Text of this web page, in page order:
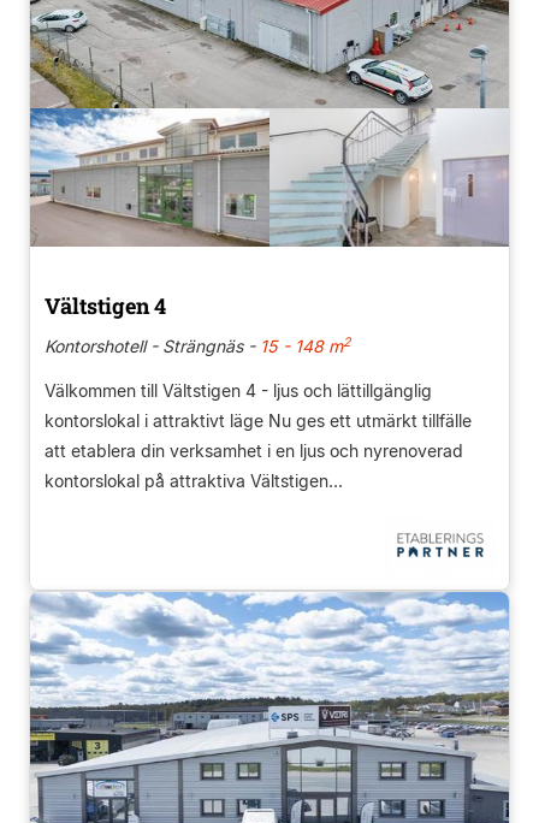
Vältstigen 4
Kontorshotell - Strängnäs -15 - 148 m2
Välkommen till Vältstigen 4 - ljus och lättillgänglig
kontorslokal i attraktivt läge Nu ges ett utmärkt tillfälle
att etablera din verksamhet i en ljus och nyrenoverad
kontorslokal på attraktiva Vältstigen...